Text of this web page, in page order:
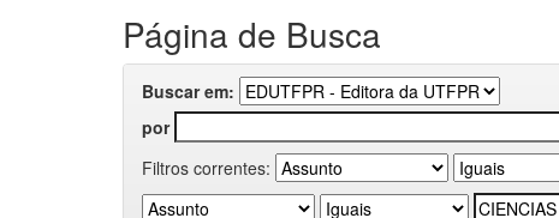
Página de Busca
Buscar em:
por
Filtros correntes: